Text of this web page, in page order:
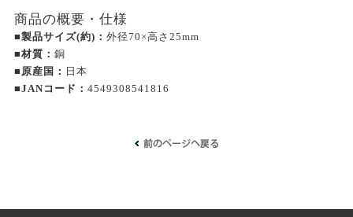
商品の概要・仕様
■製品サイズ(約)： 外径70×高さ25mm
■材質： 銅
■原産国： 日本
■JANコード： 4549308541816